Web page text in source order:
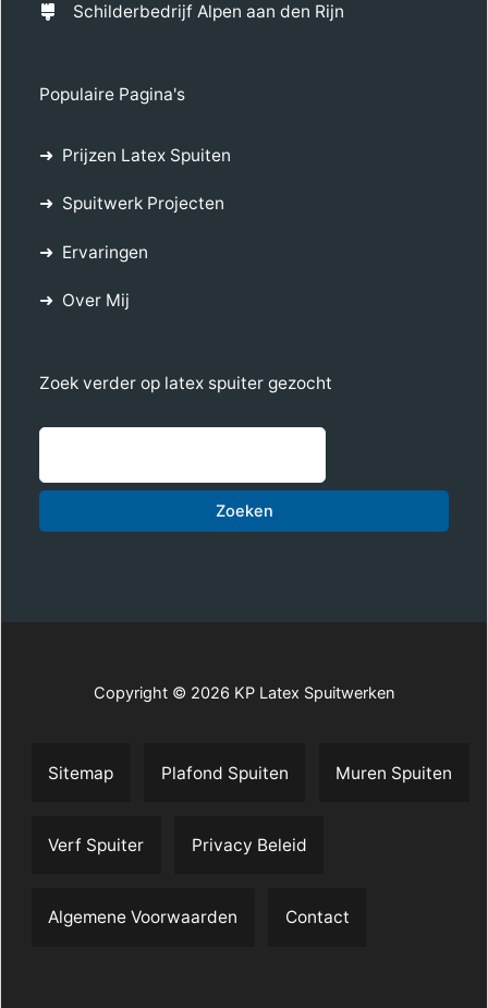
Schilderbedrijf Alpen aan den Rijn
Populaire Pagina's
Prijzen Latex Spuiten
Spuitwerk Projecten
Ervaringen
Over Mij
Zoek verder op latex spuiter gezocht
Zoeken
Copyright © 2026 KP Latex Spuitwerken
Sitemap Plafond Spuiten Muren Spuiten
Verf Spuiter Privacy Beleid
Algemene Voorwaarden Contact